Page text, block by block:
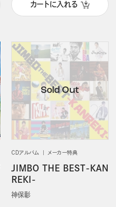
カートに入れる
CDアルバム メーカー特典
JIMBO THE BEST-KAN
REKI-
神保彰